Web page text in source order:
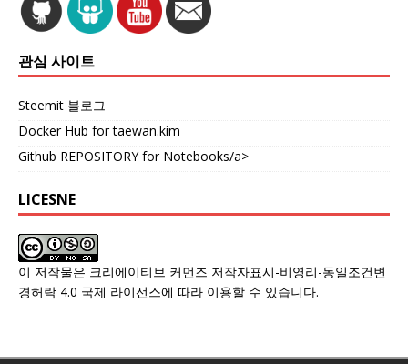
관심 사이트
Steemit 블로그
Docker Hub for taewan.kim
Github REPOSITORY for Notebooks/a>
LICESNE
이 저작물은 크리에이티브 커먼즈 저작자표시-비영리-동일조건변
경허락 4.0 국제 라이선스에 따라 이용할 수 있습니다.